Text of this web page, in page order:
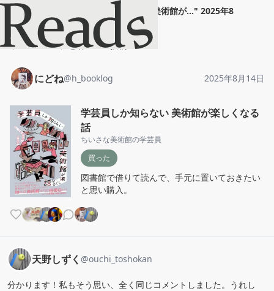
学芸員しか知らない 美術館が..." 2025年8
月14日
ホーム
にどね 投稿
にどね@h_booklog 2025年8月14日
学芸員しか知らない 美術館が楽しくなる
話
ちいさな美術館の学芸員
買った
図書館で借りて読んで、手元に置いておきたい
と思い購入。
天野しずく @ouchi_toshokan
分かります！私もそう思い、全く同じコメントしました。うれし